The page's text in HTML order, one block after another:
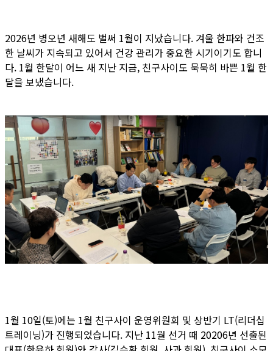
2026년 병오년 새해도 벌써 1월이 지났습니다. 겨울 한파와 건조
한 날씨가 지속되고 있어서 건강 관리가 중요한 시기이기도 합니
다. 1월 한달이 어느 새 지난 지금, 친구사이도 묵묵히 바쁜 1월 한
달을 보냈습니다.
1월 10일(토)에는 1월 친구사이 운영위원회 및 상반기 LT(리더십
트레이닝)가 진행되었습니다. 지난 11월 선거 때 20206년 선출된